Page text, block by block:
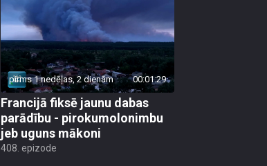
pirms 1 nedēļas, 2 dienām 00:01:29
Francijā fiksē jaunu dabas
parādību - pirokumolonimbu
jeb uguns mākoni
408. epizode